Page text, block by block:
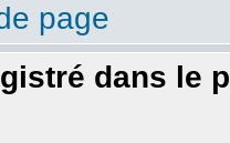
page
dans le